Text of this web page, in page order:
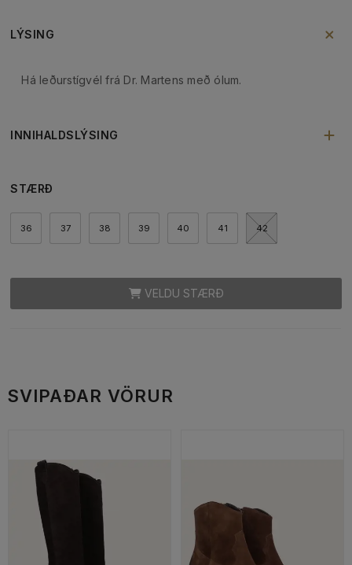
LÝSING
Há leðurstígvél frá Dr. Martens með ólum.
INNIHALDSLÝSING
STÆRÐ
36 37 38 39 40 41 42
VELDU STÆRÐ
SVIPAÐAR VÖRUR